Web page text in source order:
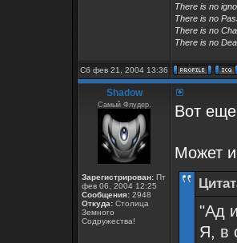
There is no
There is no
There is no
There is no
Сб фев 21, 2004 13:36
Shadow
Самый Флудер.
Зарегистрирован: Пт
фев 06, 2004 12:25
Сообщения: 2948
Откуда: Столица
Земного
Содружества!
Вот
Может
"Ад
Я, в